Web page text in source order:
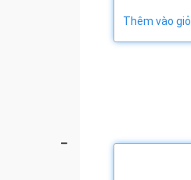
Thêm vào